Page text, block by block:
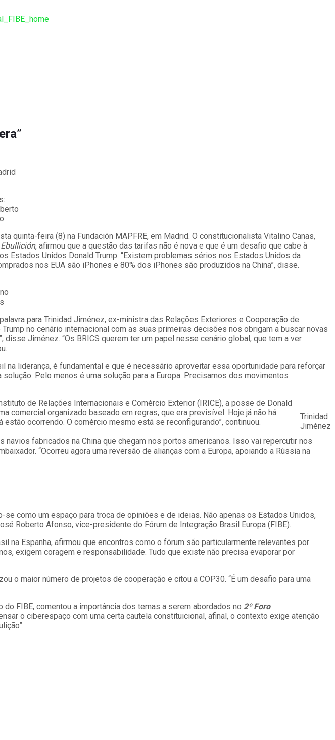
quinta-feira (8) na Fundación MAPFRE, em Madrid. O constitucionalista Vitalino Canas,
, afirmou que a questão das tarifas não é nova e que é um desafio que cabe à
Estados Unidos Donald Trump. “Existem problemas sérios nos Estados Unidos da
nos EUA são iPhones e 80% dos iPhones são produzidos na China”, disse.
para Trinidad Jiménez, ex-ministra das Relações Exteriores e Cooperação de
no cenário internacional com as suas primeiras decisões nos obrigam a buscar novas
Jiménez. “Os BRICS querem ter um papel nesse cenário global, que tem a ver
liderança, é fundamental e que é necessário aproveitar essa oportunidade para reforçar
Pelo menos é uma solução para a Europa. Precisamos dos movimentos
Trinidad
Jiménez
de Relações Internacionais e Comércio Exterior (IRICE), a posse de Donald
comercial organizado baseado em regras, que era previsível. Hoje já não há
ocorrendo. O comércio mesmo está se reconfigurando”, continuou.
fabricados na China que chegam nos portos americanos. Isso vai repercutir nos
“Ocorreu agora uma reversão de alianças com a Europa, apoiando a Rússia na
como um espaço para troca de opiniões e de ideias. Não apenas os Estados Unidos,
Roberto Afonso, vice-presidente do Fórum de Integração Brasil Europa (FIBE).
na Espanha, afirmou que encontros como o fórum são particularmente relevantes por
exigem coragem e responsabilidade. Tudo que existe não precisa evaporar por
o maior número de projetos de cooperação e citou a COP30. “É um desafio para uma
FIBE, comentou a importância dos temas a serem abordados no 2º Foro
o ciberespaço com uma certa cautela constituicional, afinal, o contexto exige atenção